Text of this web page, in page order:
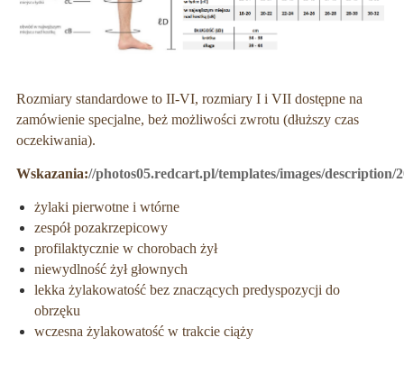
Rozmiary standardowe to II-VI, rozmiary I i VII dostępne na
zamówienie specjalne, beż możliwości zwrotu (dłuższy czas
oczekiwania).
Wskazania://photos05.redcart.pl/templates/images/
żylaki pierwotne i wtórne
zespół pozakrzepicowy
profilaktycznie w chorobach żył
niewydlność żył głownych
lekka żylakowatość bez znaczących predyspozycji do
obrzęku
wczesna żylakowatość w trakcie ciąży